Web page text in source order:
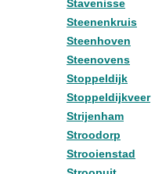
Stavenisse
Steenenkruis
Steenhoven
Steenovens
Stoppeldijk
Stoppeldijkveer
Strijenham
Stroodorp
Strooienstad